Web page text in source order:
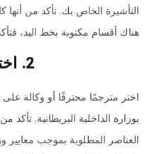
التأشيرة الخاص بك. تأكد من
هناك أقسام مكتوبة بخط اليد،
2. اختر مزود خدمة مؤهل
اختر مترجمًا محترفًا أو وكالة
بوزارة الداخلية البريطانية.
العناصر المطلوبة بموجب معايير